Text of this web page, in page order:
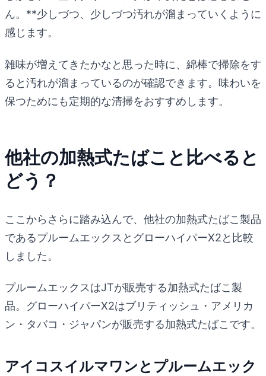
ん。**少しづつ、少しづつ汚れが溜まっていくように
感じます。
雑味が増えてきたかなと思った時に、綿棒で掃除をす
ると汚れが溜まっているのが確認できます。味わいを
保つためにも定期的な清掃をおすすめします。
他社の加熱式たばこと比べると
どう？
ここからさらに踏み込んで、他社の加熱式たばこ製品
であるプルームエックスとグローハイパーX2と比較
しました。
プルームエックスはJTが販売する加熱式たばこ製
品。グローハイパーX2はブリティッシュ・アメリカ
ン・タバコ・ジャパンが販売する加熱式たばこです。
アイコスイルマワンとプルームエック